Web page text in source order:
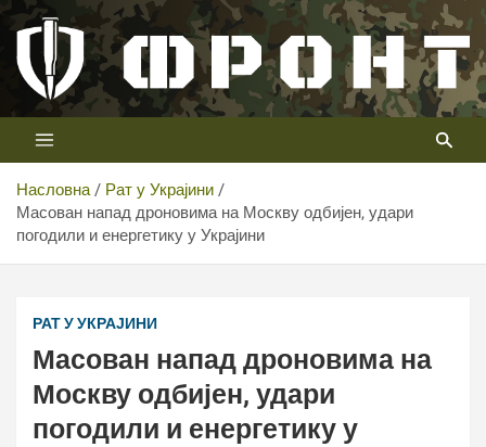
Скип
цонтент
Телевизија ФРОНТ
Први војни канал у Србији
Насловна
Рат у Украјини
Масован напад дроновима на Москву одбијен, удари
погодили и енергетику у Украјини
РАТ У УКРАЈИНИ
Масован напад дроновима на
Москву одбијен, удари
погодили и енергетику у